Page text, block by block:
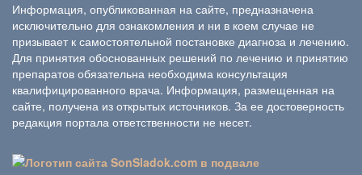
Информация, опубликованная на сайте, предназначена
исключительно для ознакомления и ни в коем случае не
призывает к самостоятельной постановке диагноза и лечению.
Для принятия обоснованных решений по лечению и принятию
препаратов обязательна необходима консультация
квалифицированного врача. Информация, размещенная на
сайте, получена из открытых источников. За ее достоверность
редакция портала ответственности не несет.